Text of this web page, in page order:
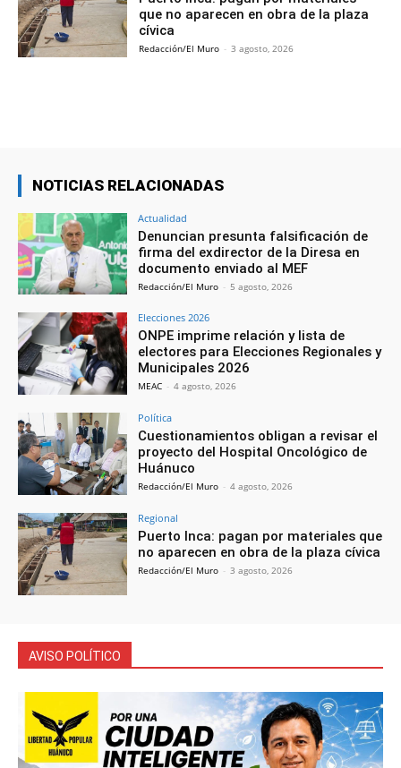
que no aparecen en obra de la plaza
cívica
Redacción/El Muro - 3 agosto, 2026
NOTICIAS RELACIONADAS
Actualidad
Denuncian presunta falsificación de
firma del exdirector de la Diresa en
documento enviado al MEF
Redacción/El Muro - 5 agosto, 2026
Elecciones 2026
ONPE imprime relación y lista de
electores para Elecciones Regionales y
Municipales 2026
MEAC - 4 agosto, 2026
Política
Cuestionamientos obligan a revisar el
proyecto del Hospital Oncológico de
Huánuco
Redacción/El Muro - 4 agosto, 2026
Regional
Puerto Inca: pagan por materiales que
no aparecen en obra de la plaza cívica
Redacción/El Muro - 3 agosto, 2026
AVISO POLÍTICO